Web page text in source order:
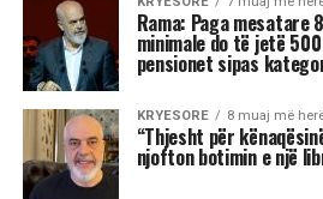
Fitorja e
trajtohet me
Partia
rizbuluar
ndërmjetësimit